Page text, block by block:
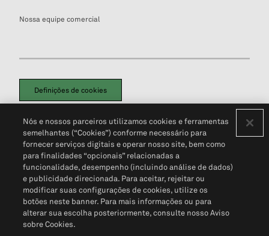
Nossa equipe comercial
Definições de cookies
Política de PrivacidadePortal de privacidade do cliente (em inglês)
Não Venda Minhas Informações Pessoais© 2026 S&P Global
Nós e nossos parceiros utilizamos cookies e ferramentas
semelhantes (“Cookies”) conforme necessário para
fornecer serviços digitais e operar nosso site, bem como
para finalidades “opcionais” relacionadas a
funcionalidade, desempenho (incluindo análise de dados)
e publicidade direcionada. Para aceitar, rejeitar ou
modificar suas configurações de cookies, utilize os
botões neste banner. Para mais informações ou para
alterar sua escolha posteriormente, consulte nosso Aviso
sobre Cookies.